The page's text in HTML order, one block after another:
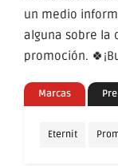
un medio
alguna sobre la
promoción.
Marcas
Eternit